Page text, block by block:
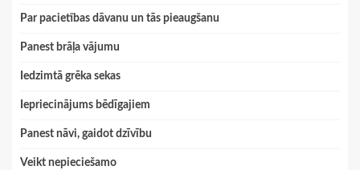
Par pacietības dāvanu un tās pieaugšanu
Panest brāļa vājumu
Iedzimtā grēka sekas
Iepriecinājums bēdīgajiem
Panest nāvi, gaidot dzīvību
Veikt nepieciešamo